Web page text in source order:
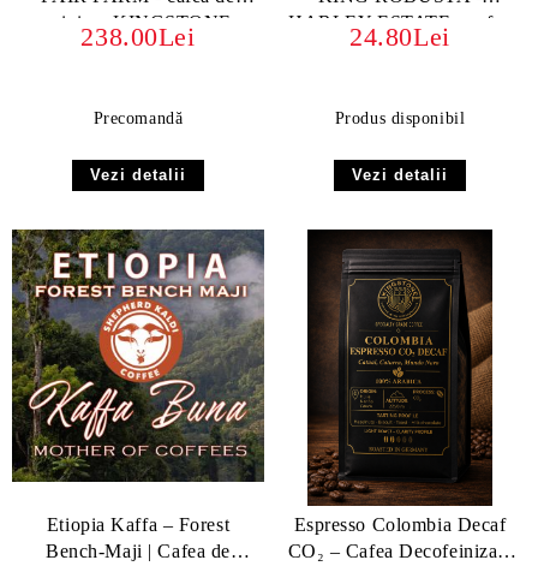
origine, KINGSTONE
238.00Lei
Precomandă
Vezi detalii
HARLEY ESTATE - cafea
de specialitate KINGSTONE
24.80Lei
Produs disponibil
Vezi detalii
Etiopia Kaffa – Forest
Bench-Maji | Cafea de
Espresso Colombia Decaf
CO₂ – Cafea Decofeinizată